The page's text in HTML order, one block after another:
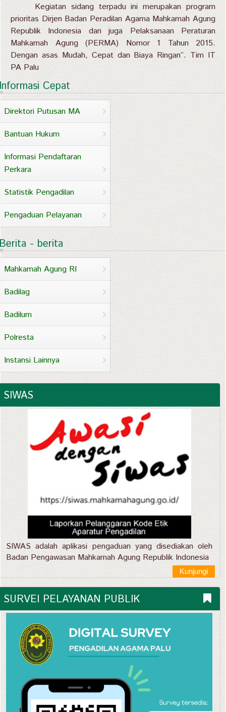
Kegiatan sidang terpadu ini merupakan program
prioritas Dirjen Badan Peradilan Agama Mahkamah Agung
Republik Indonesia dan juga Pelaksanaan Peraturan
Mahkamah Agung (PERMA) Nomor 1 Tahun 2015.
Dengan asas Mudah, Cepat dan Biaya Ringan”. Tim IT
PA Palu
Cepat
Direktori Putusan MA
Bantuan Hukum
Informasi Pendaftaran
Perkara
Statistik Pengadilan
Pengaduan Pelayanan
- berita
Mahkamah Agung RI
Badilag
Badilum
Polresta
Instansi Lainnya
SIWAS
SIWAS adalah aplikasi pengaduan yang disediakan oleh
Badan Pengawasan Mahkamah Agung Republik Indonesia
Kunjungi
SURVEI PELAYANAN PUBLIK